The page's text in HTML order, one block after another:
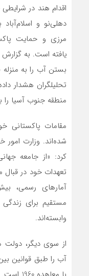
اقدام هند در
دهلی‌نو و
مرزی و حمایت
یافته است. به گزارش
بستن آب را به منزله
تحلیلگران هشدار
منطقه جنوب آسیا
مقامات پاکستانی
شده‌اند. وزارت امور
کرد: «از جامعه
تعهدات خود در قبال
مستقیم برای
وابسته‌اند.
از سوی دیگر، دولت
آب را طبق قوانین